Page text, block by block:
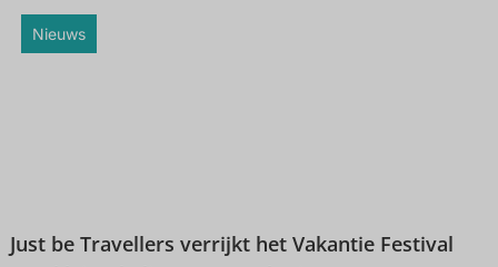
Nieuws
Just be Travellers verrijkt het Vakantie Festival